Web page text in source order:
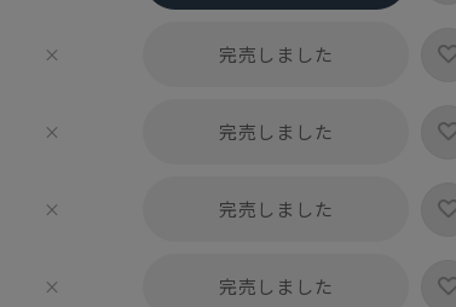
× 完売しました
× 完売しました
× 完売しました
× 完売しました